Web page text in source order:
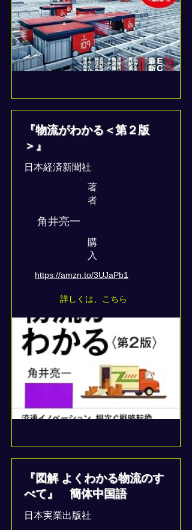
『物流がわかる＜第２版
＞』
日本経済新聞社
著
者
角井亮一
​購
入
https://amzn.to/3UJaPb1
詳しくは、こちら
『図解 よくわかる物流のす
べて』 簡体中国語
日本実業出版社